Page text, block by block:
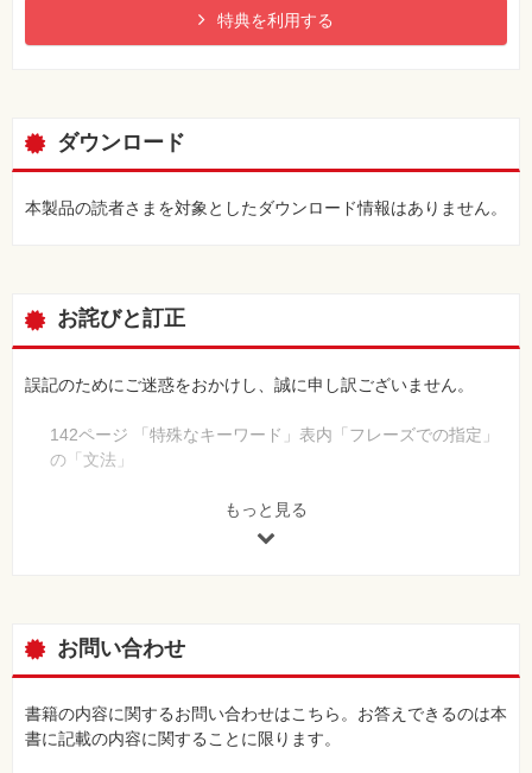
43薬の記録を取って「おくすり手帳」の代わりにする
48Webクリッパーを利用して効率よく読書メモを作る
51自動車ディーラーや家の修理業者との取引内容を管理する
55チケットの情報を記録してトラブルを防止する
56迷子にならないように「帰りかた」の情報を記録する
58訪問先の地図や電話番号などをまとめて迷子を防止する
60ラーメン食べ歩きを記録してマップを作る
61気分転換に役立つジョークやかわいい写真などを収集する
63iPhoneを使って家族の日常を音声や動画で記録する
いしたにまさきのEvernote活用スタイル
64ノートブックとタグを指定し、Emailノートを自動的に整理す
る
む
66Twitterの1日分のツイートをまとめてEvernoteに保存する
特典を利用する
ダウンロード
本製品の読者さまを対象としたダウンロード情報はありません。
お詫びと訂正
誤記のためにご迷惑をおかけし、誠に申し訳ございません。
142ページ 「特殊なキーワード」表内「フレーズでの指定」
の「文法」
159ページ 「みたいもん！」のブログ名
[誤]
みたいもん
[正]
みたいもん！
もっと見る
お問い合わせ
書籍の内容に関するお問い合わせはこちら。お答えできるのは本
書に記載の内容に関することに限ります。